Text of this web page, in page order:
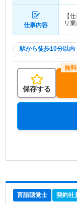
仕事内容
【
リ
駅から徒歩10分以内
保存する
言語聴覚士 契約社